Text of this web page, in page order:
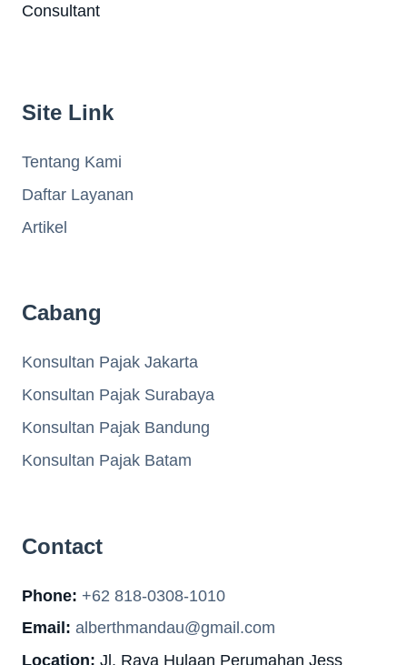
Consultant
Site Link
Tentang Kami
Daftar Layanan
Artikel
Cabang
Konsultan Pajak Jakarta
Konsultan Pajak Surabaya
Konsultan Pajak Bandung
Konsultan Pajak Batam
Contact
Phone: +62 818-0308-1010
Email: alberthmandau@gmail.com
Location: Jl. Raya Hulaan Perumahan Jess